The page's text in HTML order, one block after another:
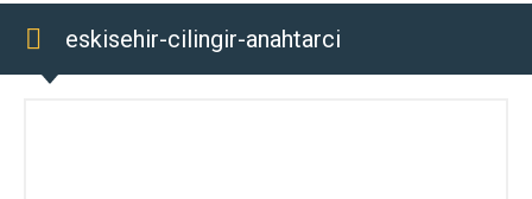
eskisehir-cilingir-anahtarci